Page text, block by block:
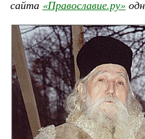
сайта «Православие.ру»